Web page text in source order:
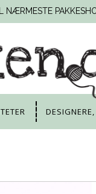
NÆRMESTE